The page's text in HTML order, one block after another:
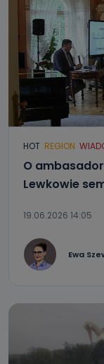
HOT REGION
O
Lewkowie
19.06.2026 14:05
Ewa